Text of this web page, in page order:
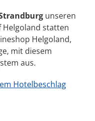
unseren
Helgoland statten
Helgoland,
mit diesem
aus.
Hotelbeschlag